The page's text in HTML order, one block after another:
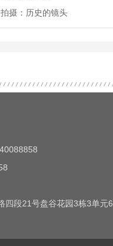
摄：历史的镜头
四段21号盘谷花园3栋3单元